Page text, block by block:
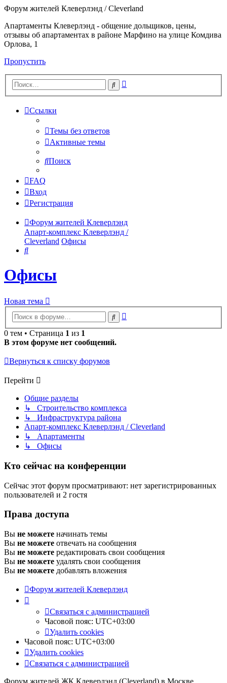
Форум жителей Клеверлэнд / Cleverland
Апартаменты Клеверлэнд - общение дольщиков, цены,
отзывы об апартаментах в районе Марфино на улице Комдива
Орлова, 1
Пропустить
Поиск
Ссылки
Темы без ответов
Активные темы
Поиск
FAQ
Вход
Регистрация
Форум жителей Клеверлэнд
Апарт-комплекс Клеверлэнд /
Cleverland Офисы
Поиск
Офисы
Новая тема
Поиск
0 тем • Страница 1 из 1
В этом форуме нет сообщений.
Вернуться к списку форумов
Перейти
Общие разделы
↳ Строительство комплекса
↳ Инфраструктура района
Апарт-комплекс Клеверлэнд / Cleverland
↳ Апартаменты
↳ Офисы
Кто сейчас на конференции
Сейчас этот форум просматривают: нет зарегистрированных
пользователей и 2 гостя
Права доступа
Вы не можете начинать темы
Вы не можете отвечать на сообщения
Вы не можете редактировать свои сообщения
Вы не можете удалять свои сообщения
Вы не можете добавлять вложения
Форум жителей Клеверлэнд
Связаться с администрацией
Часовой пояс: UTC+03:00
Удалить cookies
Часовой пояс: UTC+03:00
Удалить cookies
Связаться с администрацией
Форум жителей ЖК Клеверлэнд (Cleverland) в Москве.